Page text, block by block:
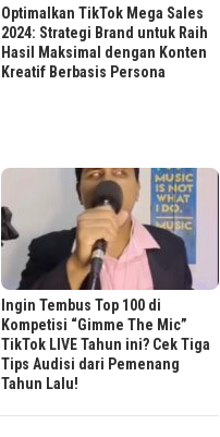
Optimalkan TikTok Mega Sales
2024: Strategi Brand untuk Raih
Hasil Maksimal dengan Konten
Kreatif Berbasis Persona
Ingin Tembus Top 100 di
Kompetisi “Gimme The Mic”
TikTok LIVE Tahun ini? Cek Tiga
Tips Audisi dari Pemenang
Tahun Lalu!